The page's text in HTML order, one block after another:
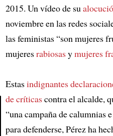
Article
2015. Un vídeo de su
noviembre en las redes
las feministas “son mujeres
mujeresrabiosasymujeres
Estasindignantes
de críticascontra el alcalde,
“una campaña de calumnias
para defenderse, Pérez ha